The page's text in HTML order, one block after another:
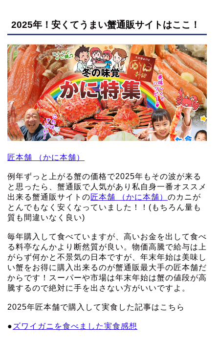
2025年！安くてうまい蟹通販サイトはここ！
匠本舗 （かに本舗）
例年ずっと上がる蟹の価格で2025年もその波が来る
と思ったら、蟹通販で人気があり私自身一番オススメ
出来る蟹通販サイトの匠本舗 （かに本舗） のカニが
とんでもなく安くなっていました！！(もちろん量も
質も間違いなく良い)
毎年購入して食べていますが、高いお金を出して食べ
る料亭なんかより断然質が良い。物価高騰で給与は上
がらず何かと不景気の日本ですが、年末年始は美味し
い蟹をお得に購入出来るのが蟹通販最大手の匠本舗だ
からです！スーパーや市場は年末年始は蟹の値段が高
騰するので絶対に手を出さない方がいいですよ。
2025年匠本舗で購入して実食した記事はこちら
● ズワイガニを食べました実食感想